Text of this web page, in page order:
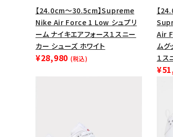
キーワードから探す
【24.0cm～30.5cm】Supreme
Nike Air Force 1 Low シュプリ
ーム ナイキエアフォース１スニー
カー シューズ ホワイト
¥28,980 (税込)
【
Air
ムグ
１ス